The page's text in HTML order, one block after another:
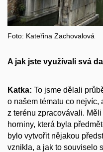
Foto: Kateřina Zachovalová
A jak jste využívali svá
Katka: To jsme dělali
o našem tématu co nejvíc,
z terénu zpracovávali.
horniny, která byla
bylo vytvořit nějakou
vznikla, a jak to souviselo